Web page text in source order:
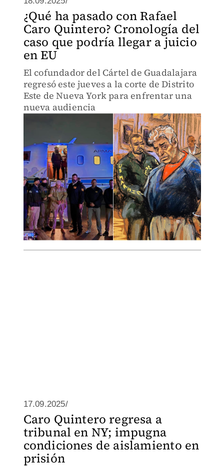
¿Qué ha pasado con Rafael
Caro Quintero? Cronología del
caso que podría llegar a juicio
en EU
El cofundador del Cártel de Guadalajara
regresó este jueves a la corte de Distrito
Este de Nueva York para enfrentar una
nueva audiencia
17.09.2025/
Caro Quintero regresa a
tribunal en NY; impugna
condiciones de aislamiento en
prisión